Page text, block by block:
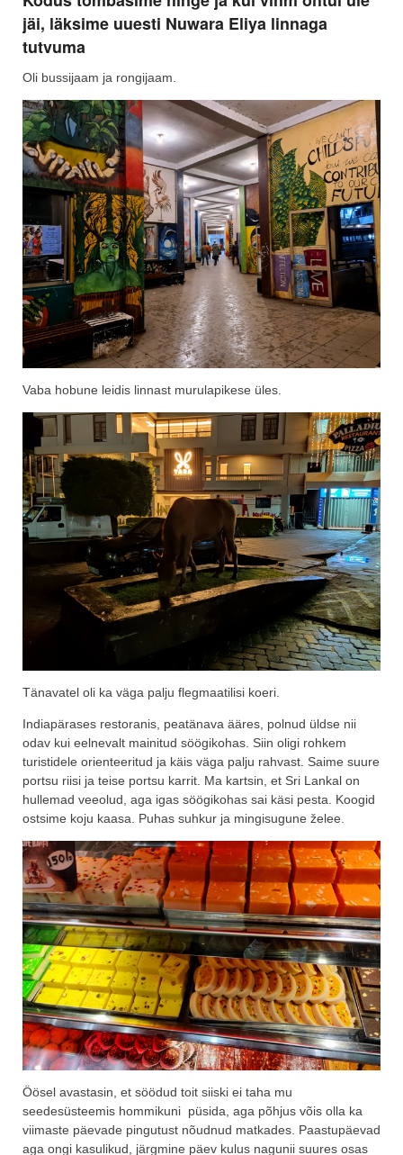
jäi, läksime uuesti Nuwara Eliya linnaga
tutvuma
Oli bussijaam ja rongijaam.
Vaba hobune leidis linnast murulapikese üles.
Tänavatel oli ka väga palju flegmaatilisi koeri.
Indiapärases restoranis, peatänava ääres, polnud üldse nii
odav kui eelnevalt mainitud söögikohas. Siin oligi rohkem
turistidele orienteeritud ja käis väga palju rahvast. Saime suure
portsu riisi ja teise portsu karrit. Ma kartsin, et Sri Lankal on
hullemad veeolud, aga igas söögikohas sai käsi pesta. Koogid
ostsime koju kaasa. Puhas suhkur ja mingisugune želee.
Öösel avastasin, et söödud toit siiski ei taha mu
seedesüsteemis hommikuni püsida, aga põhjus võis olla ka
viimaste päevade pingutust nõudnud matkades. Paastupäevad
aga ongi kasulikud, järgmine päev kulus nagunii suures osas